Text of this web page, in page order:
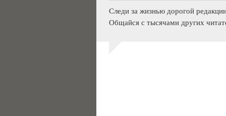
Следи за жизнью дорогой
Общайся с тысячами других